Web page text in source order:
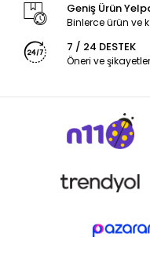
Geniş Ürün
Binlerce ürün ve
7 / 24 DESTEK
Öneri ve